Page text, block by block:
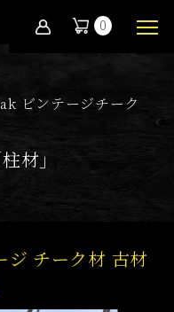
0
ビンテージチーク
材」
チーク材 古材